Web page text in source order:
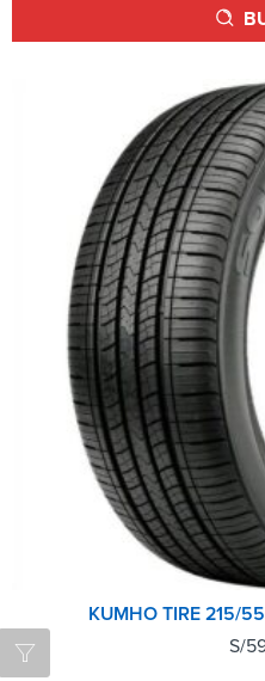
KUMHO TIRE 215/
S/